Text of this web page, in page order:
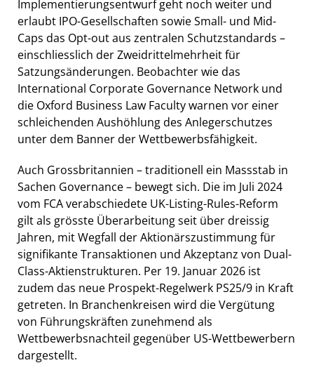
Implementierungsentwurf geht noch weiter und
erlaubt IPO-Gesellschaften sowie Small- und Mid-
Caps das Opt-out aus zentralen Schutzstandards –
einschliesslich der Zweidrittelmehrheit für
Satzungsänderungen. Beobachter wie das
International Corporate Governance Network und
die Oxford Business Law Faculty warnen vor einer
schleichenden Aushöhlung des Anlegerschutzes
unter dem Banner der Wettbewerbsfähigkeit.
Auch Grossbritannien – traditionell ein Massstab in
Sachen Governance – bewegt sich. Die im Juli 2024
vom FCA verabschiedete UK-Listing-Rules-Reform
gilt als grösste Überarbeitung seit über dreissig
Jahren, mit Wegfall der Aktionärszustimmung für
signifikante Transaktionen und Akzeptanz von Dual-
Class-Aktienstrukturen. Per 19. Januar 2026 ist
zudem das neue Prospekt-Regelwerk PS25/9 in Kraft
getreten. In Branchenkreisen wird die Vergütung
von Führungskräften zunehmend als
Wettbewerbsnachteil gegenüber US-Wettbewerbern
dargestellt.